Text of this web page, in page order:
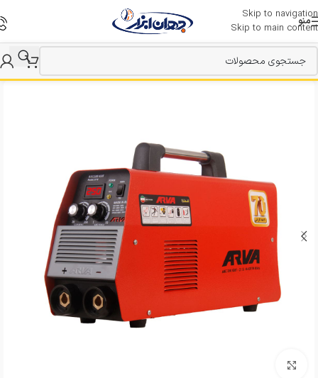
Skip to navigation
Skip to main content
منو